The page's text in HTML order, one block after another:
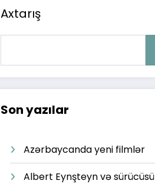
Axtarış
Son yazılar
Azərbaycanda yeni filmlər
Albert Eynşteyn və sürücüsü